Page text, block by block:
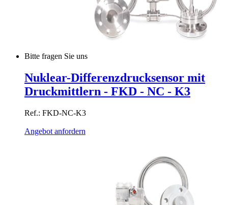
Bitte fragen Sie uns
Nuklear-Differenzdrucksensor mit
Druckmittlern - FKD - NC - K3
Ref.: FKD-NC-K3
Angebot anfordern